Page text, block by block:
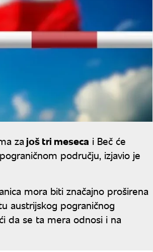
za još tri meseca i Beč će
području, izjavio je
mora biti značajno proširena
austrijskog pograničnog
da se ta mera odnosi i na